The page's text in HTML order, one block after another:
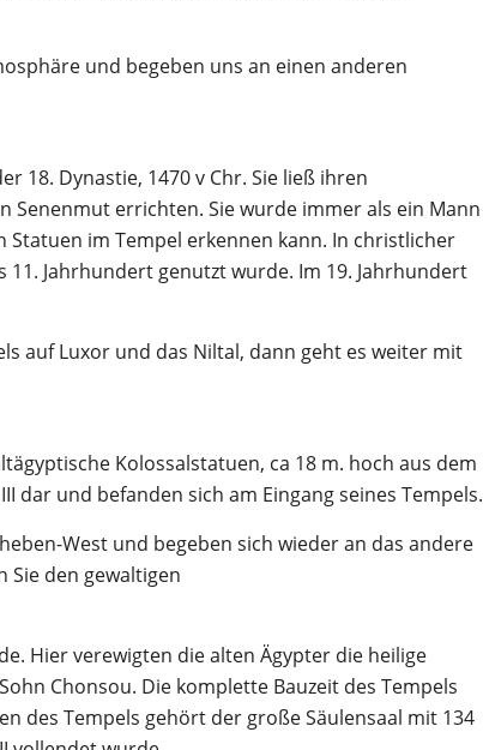
und begeben uns an einen anderen
18. Dynastie, 1470 v Chr. Sie ließ ihren
Senenmut errichten. Sie wurde immer als ein Mann
im Tempel erkennen kann. In christlicher
Jahrhundert genutzt wurde. Im 19. Jahrhundert
auf Luxor und das Niltal, dann geht es weiter mit
Kolossalstatuen, ca 18 m. hoch aus dem
dar und befanden sich am Eingang seines Tempels.
West und begeben sich wieder an das andere
Sie den gewaltigen
Hier verewigten die alten Ägypter die heilige
Chonsou. Die komplette Bauzeit des Tempels
des Tempels gehört der große Säulensaal mit 134